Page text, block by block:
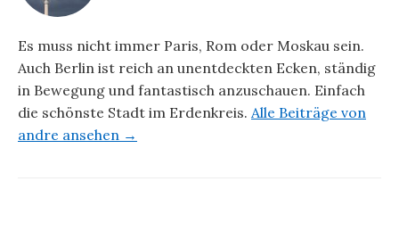
Es muss nicht immer Paris, Rom oder Moskau sein.
Auch Berlin ist reich an unentdeckten Ecken, ständig
in Bewegung und fantastisch anzuschauen. Einfach
die schönste Stadt im Erdenkreis. Alle Beiträge von
andre ansehen →